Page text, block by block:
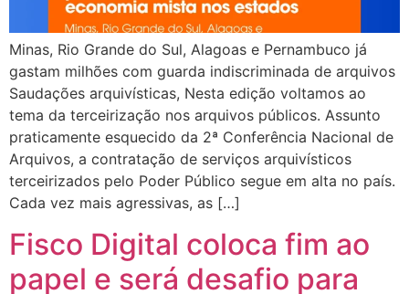
Minas, Rio Grande do Sul, Alagoas e Pernambuco já
gastam milhões com guarda indiscriminada de arquivos
Saudações arquivísticas, Nesta edição voltamos ao
tema da terceirização nos arquivos públicos. Assunto
praticamente esquecido da 2ª Conferência Nacional de
Arquivos, a contratação de serviços arquivísticos
terceirizados pelo Poder Público segue em alta no país.
Cada vez mais agressivas, as […]
Fisco Digital coloca fim ao
papel e será desafio para